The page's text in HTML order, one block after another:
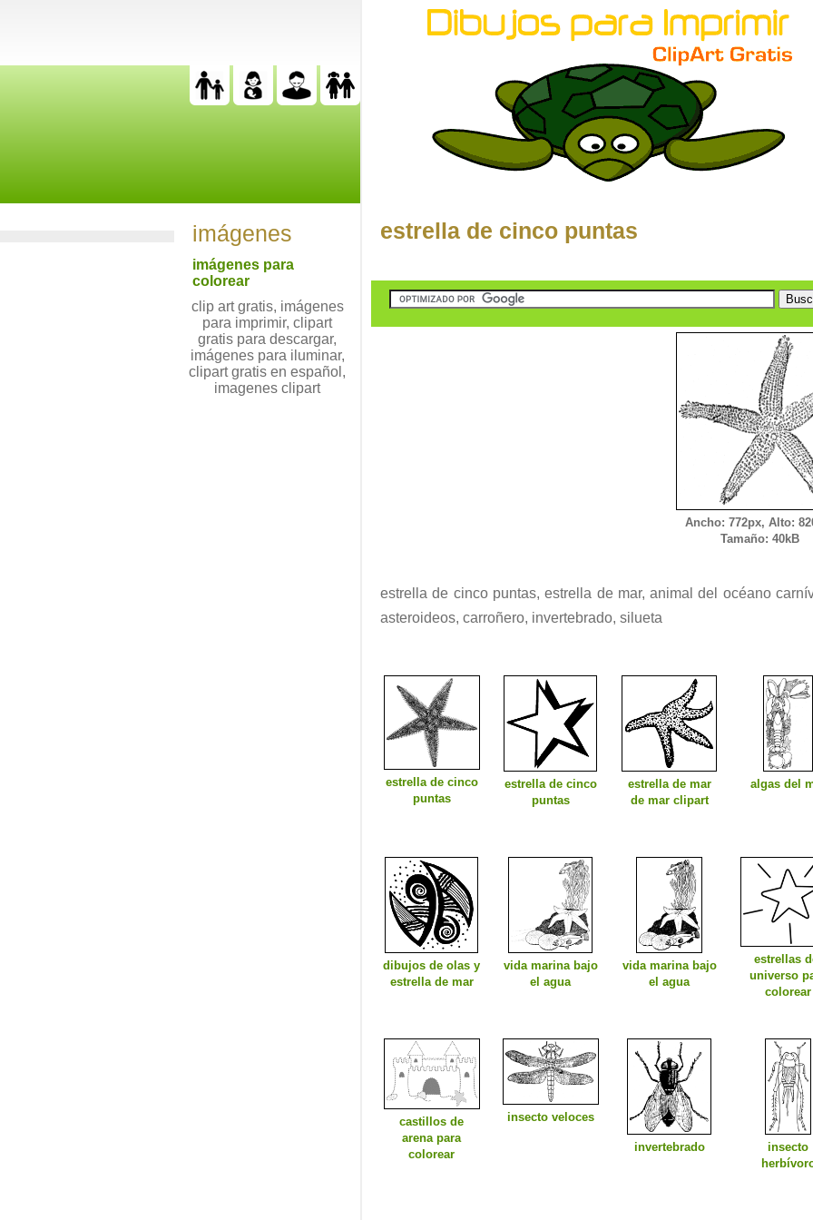
estrella de cinco puntas
Ancho: 772px, Alto:
Tamaño: 40kB
estrella de cinco puntas, estrella de mar, animal del océano
asteroideos, carroñero, invertebrado, silueta
estrella de cinco
puntas
estrella de cinco
puntas
estrella de mar
de mar clipart
algas del
dibujos de olas y
estrella de mar
vida marina bajo
el agua
vida marina bajo
el agua
estrellas
universo
colorear
castillos de
arena para
colorear
insecto veloces
invertebrado
insecto
imágenes
imágenes para
colorear
clip art gratis, imágenes
para imprimir, clipart
gratis para descargar,
imágenes para iluminar,
clipart gratis en español,
imagenes clipart